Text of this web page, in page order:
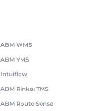
ABM WMS
ABM YMS
Intuiflow
ABM Rinkai TMS
ABM Route Sense